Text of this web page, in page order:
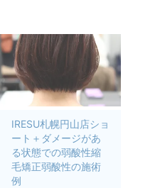
IRESU札幌円山店ショ
ート＋ダメージがあ
る状態での弱酸性縮
毛矯正弱酸性の施術
例